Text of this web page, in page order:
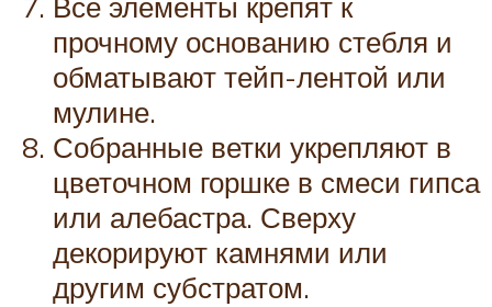
прочному основанию стебля и
обматывают тейп-лентой или
мулине.
Собранные ветки укрепляют в
цветочном горшке в смеси гипса
или алебастра. Сверху
декорируют камнями или
другим субстратом.